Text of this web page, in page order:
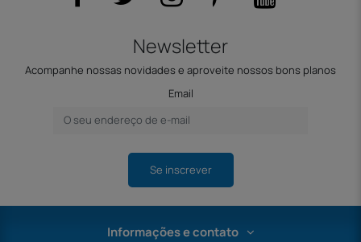
Newsletter
Acompanhe nossas novidades e aproveite nossos bons planos
Email
Se inscrever
Informações e contato